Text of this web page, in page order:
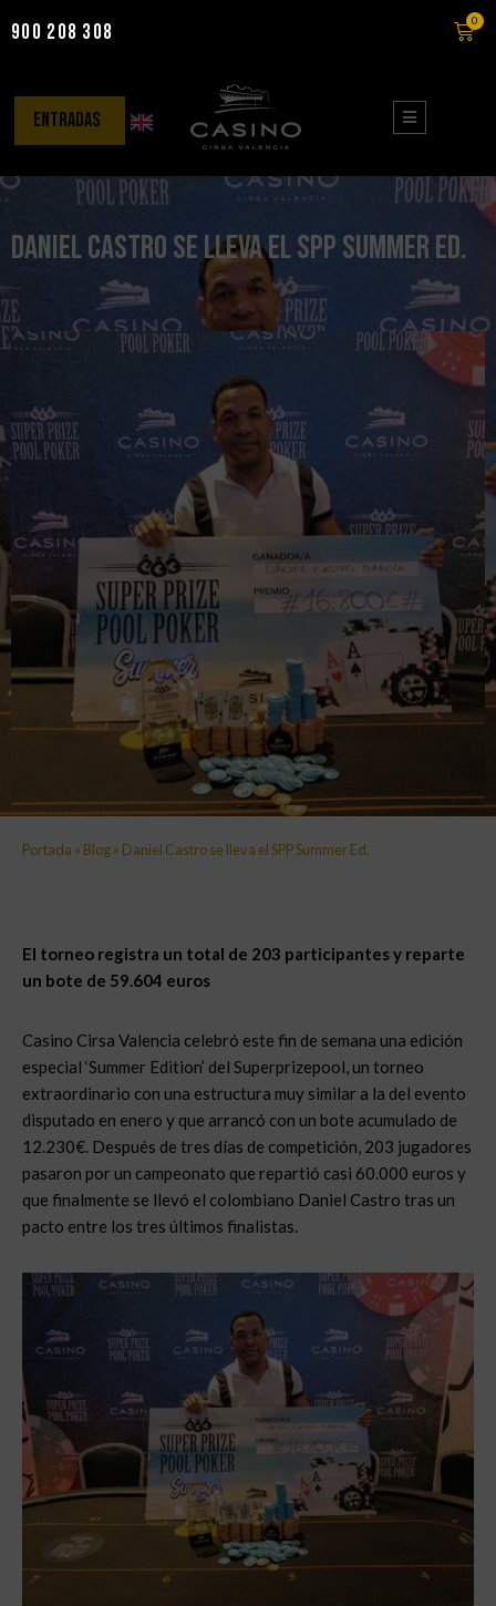
contenido
900 208 308 0
entradas
Daniel Castro se lleva el SPP Summer Ed.
Portada » Blog» Daniel Castro se lleva el SPP Summer Ed.
El torneo registra un total de 203 participantes y reparte
un bote de 59.604 euros
Casino Cirsa Valencia celebró este fin de semana una edición
especial ‘Summer Edition’ del Superprizepool, un torneo
extraordinario con una estructura muy similar a la del evento
disputado en enero y que arrancó con un bote acumulado de
12.230€. Después de tres días de competición, 203 jugadores
pasaron por un campeonato que repartió casi 60.000 euros y
que finalmente se llevó el colombiano Daniel Castro tras un
pacto entre los tres últimos finalistas.